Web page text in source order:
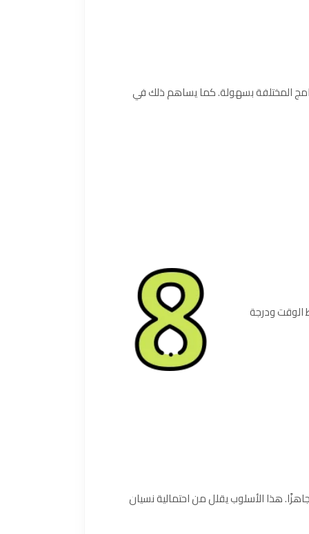
المختلفة بسهولة. كما يساهم ذلك في
الوقت ودرجة
هذا الأسلوب يقلل من احتمالية نسيان